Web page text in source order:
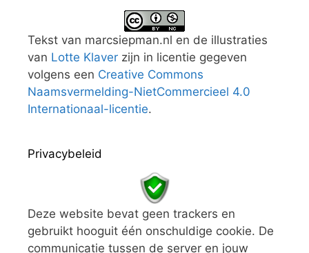
Tekst van marcsiepman.nl en de illustraties
van Lotte Klaver zijn in licentie gegeven
volgens een Creative Commons
Naamsvermelding-NietCommercieel 4.0
Internationaal-licentie.
Privacybeleid
Deze website bevat geen trackers en
gebruikt hooguit één onschuldige cookie. De
communicatie tussen de server en jouw